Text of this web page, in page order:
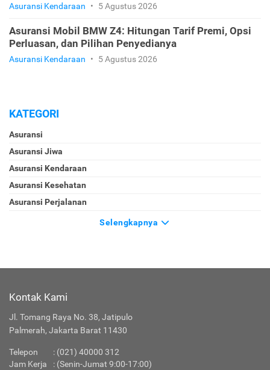
Asuransi Kendaraan • 5 Agustus 2026
Asuransi Mobil BMW Z4: Hitungan Tarif Premi, Opsi
Perluasan, dan Pilihan Penyedianya
Asuransi Kendaraan • 5 Agustus 2026
KATEGORI
Asuransi
Asuransi Jiwa
Asuransi Kendaraan
Asuransi Kesehatan
Asuransi Perjalanan
Selengkapnya
Kontak Kami
Jl. Tomang Raya No. 38, Jatipulo
Palmerah, Jakarta Barat 11430
Telepon : (021) 40000 312
Jam Kerja
: (Senin-Jumat 9:00-17:00)